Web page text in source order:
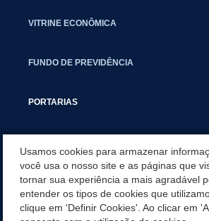
VITRINE ECONÔMICA
FUNDO DE PREVIDÊNCIA
PORTARIAS
CONCURSO/PSS/CONVOCAÇÃO
INCENTIVOS PÚBLICOS À PROJETOS
Usamos cookies para armazenar
você usa o nosso site e as páginas que
tornar sua experiência a mais agradável
entender os tipos de cookies que
clique em 'Definir Cookies'. Ao clicar em